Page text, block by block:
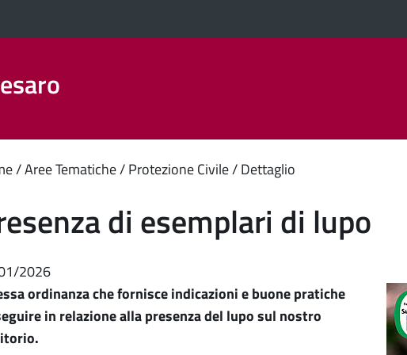
Aree Tematiche Protezione Civile Dettaglio
di esemplari di lupo
2026
ordinanza che fornisce indicazioni e buone pratiche
in relazione alla presenza del lupo sul nostro